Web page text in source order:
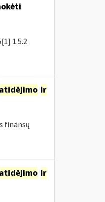
1.5.2
atidėjimo ir
finansų
atidėjimo ir